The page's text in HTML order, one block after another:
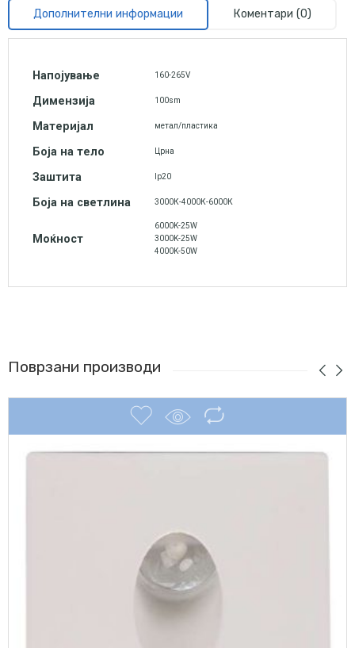
Дополнителни информации Коментари (0)
Напојување 160-265V
Димензија 100sm
Материјал метал/пластика
Боја на тело Црна
Заштита Ip20
Боја на светлина 3000К-4000К-6000К
Моќност
6000K-25W
3000K-25W
4000K-50W
Поврзани производи